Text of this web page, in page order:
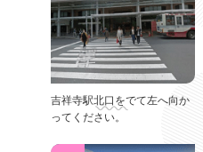
吉祥寺駅北口をでて左へ向か
ってください。